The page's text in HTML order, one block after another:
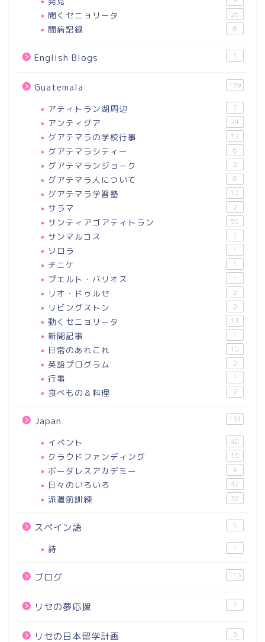
聞くセニョリータ 26
闘病記録 6
English Blogs 1
Guatemala 159
アティトラン湖周辺 7
アンティグア 24
グアテマラの学校行事 12
グアテマラシティー 6
グアテマランジョーク 2
グアテマラ人について 6
グアテマラ学習塾 12
サラマ 2
サンティアゴアティトラン 50
サンマルコス 1
ソロラ 1
チニケ 1
プエルト・バリオス 1
リオ・ドゥルセ 2
リビングストン 2
動くセニョリータ 13
新聞記事 1
日常のあれこれ 10
英語プログラム 2
行事 1
食べもの＆料理 2
Japan 131
イベント 40
クラウドファンディング 10
ボーダレスアカデミー 4
日々のいろいろ 42
派遣前訓練 38
スペイン語 1
詩 1
ブログ 115
リセの夢応援 1
リセの日本留学計画 3